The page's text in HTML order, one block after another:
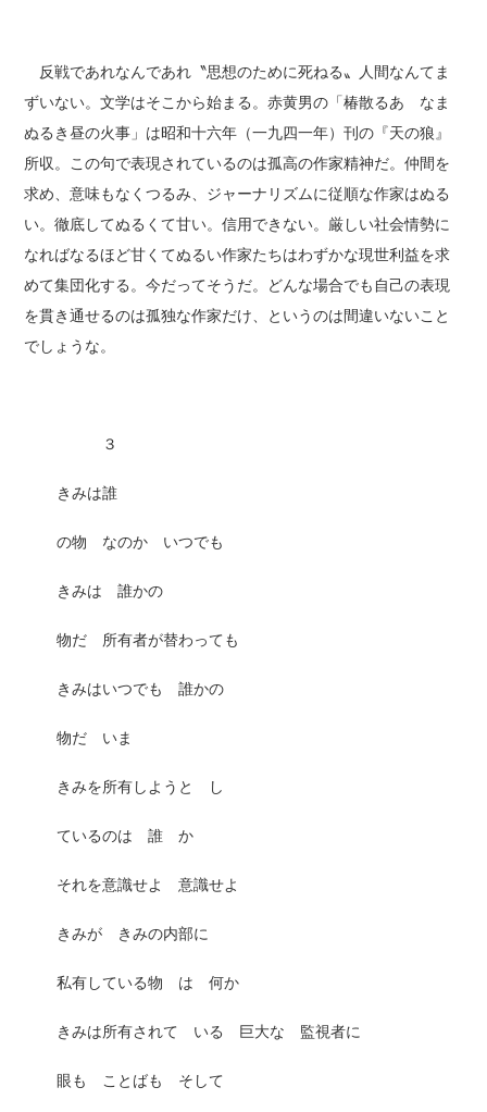
反戦であれなんであれ〝思想のために死ねる〟人間なんてま
ずいない。文学はそこから始まる。赤黄男の「椿散るあゝなま
ぬるき昼の火事」は昭和十六年（一九四一年）刊の『天の狼』
所収。この句で表現されているのは孤高の作家精神だ。仲間を
求め、意味もなくつるみ、ジャーナリズムに従順な作家はぬる
い。徹底してぬるくて甘い。信用できない。厳しい社会情勢に
なればなるほど甘くてぬるい作家たちはわずかな現世利益を求
めて集団化する。今だってそうだ。どんな場合でも自己の表現
を貫き通せるのは孤独な作家だけ、というのは間違いないこと
でしょうな。
３
きみは誰
の物 なのか いつでも
きみは 誰かの
物だ 所有者が替わっても
きみはいつでも 誰かの
物だ いま
きみを所有しようと し
ているのは 誰 か
それを意識せよ 意識せよ
きみが きみの内部に
私有している物 は 何か
きみは所有されて いる 巨大な 監視者に
眼も ことばも そして